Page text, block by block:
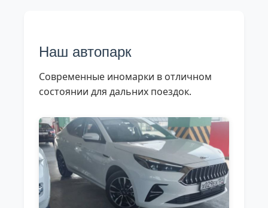
Наш автопарк
Современные иномарки в отличном
состоянии для дальних поездок.